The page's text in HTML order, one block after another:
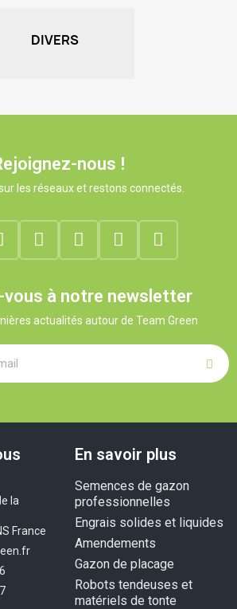
DIVERS
nous !
les réseaux et restons connectés.
à notre newsletter
actualités autour de Team Green
la
France
En savoir plus
Semences de gazon
professionnelles
Engrais solides et liquides
Amendements
Gazon de placage
Robots tendeuses et
matériels de tonte